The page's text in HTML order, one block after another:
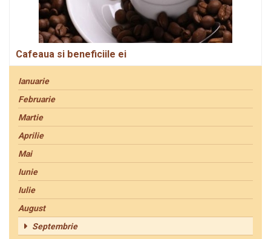
Cafeaua si beneficiile ei
Ianuarie
Februarie
Martie
Aprilie
Mai
Iunie
Iulie
August
Septembrie